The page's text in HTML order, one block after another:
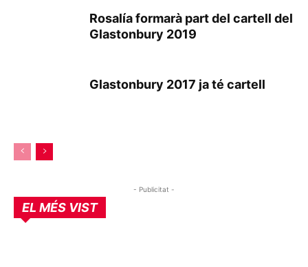
Rosalía formarà part del cartell del
Glastonbury 2019
Glastonbury 2017 ja té cartell
- Publicitat -
EL MÉS VIST